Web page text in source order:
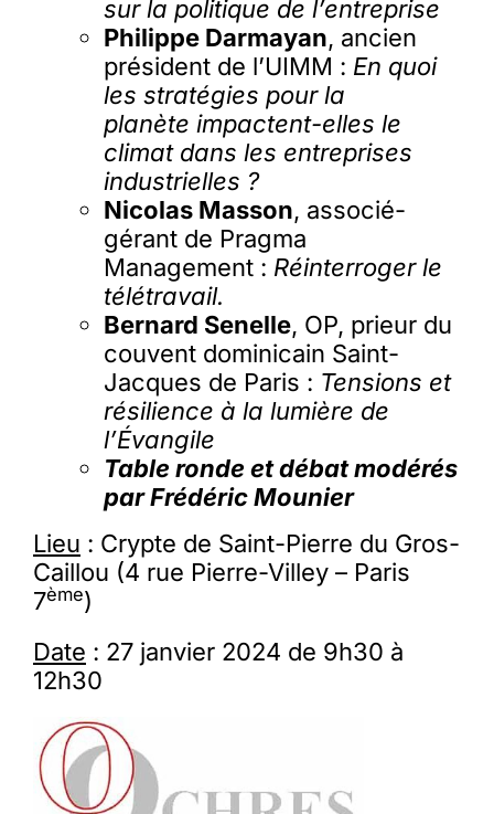
sur la politique de l’entreprise
Philippe Darmayan, ancien
président de l’UIMM : En quoi
les stratégies pour la
planète impactent-elles le
climat dans les entreprises
industrielles ?
Nicolas Masson, associé-
gérant de Pragma
Management : Réinterroger le
télétravail.
Bernard Senelle, OP, prieur du
couvent dominicain Saint-
Jacques de Paris : Tensions et
résilience à la lumière de
l’Évangile
Table ronde et débat modérés
par Frédéric Mounier
Lieu : Crypte de Saint-Pierre du Gros-
Caillou (4 rue Pierre-Villey – Paris
7ème)
Date : 27 janvier 2024 de 9h30 à
12h30